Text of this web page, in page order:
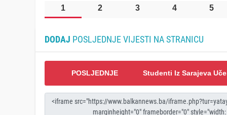
DODAJ POSLJEDNJE VIJESTI NA STRANICU